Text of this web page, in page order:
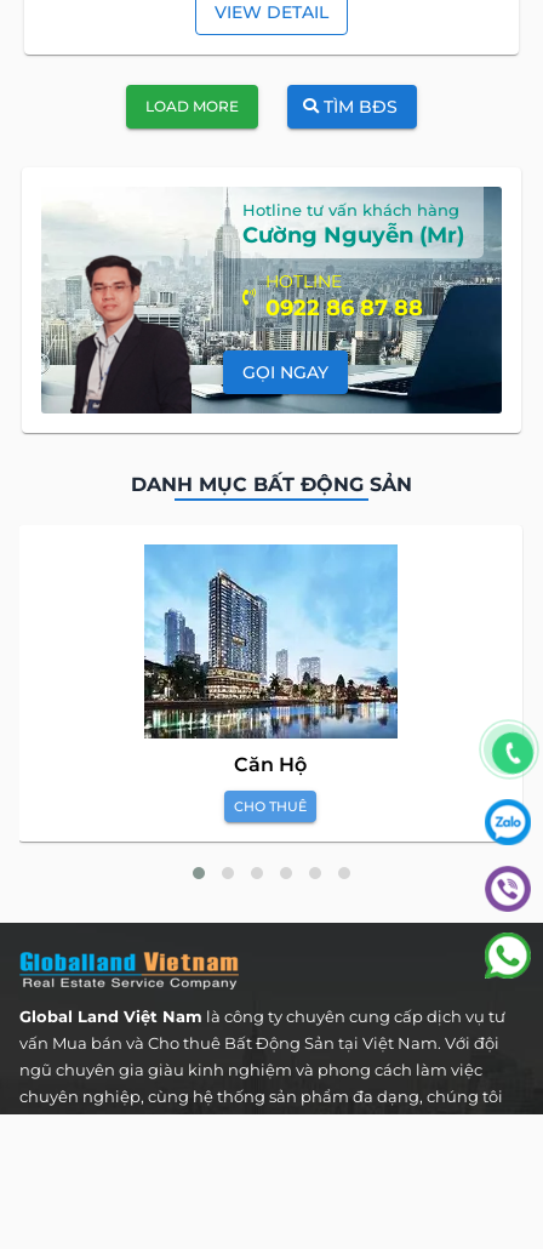
VIEW DETAIL
LOAD MORE TÌM BĐS
Hotline tư vấn khách hàng
Cường Nguyễn (Mr)
HOTLINE
0922 86 87 88
GỌI NGAY
DANH MỤC BẤT ĐỘNG SẢN
Căn Hộ
CHO THUÊ
Global Land Việt Nam là công ty chuyên cung cấp dịch vụ tư
vấn Mua bán và Cho thuê Bất Động Sản tại Việt Nam. Với đội
ngũ chuyên gia giàu kinh nghiệm và phong cách làm việc
chuyên nghiệp, cùng hệ thống sản phẩm đa dạng, chúng tôi